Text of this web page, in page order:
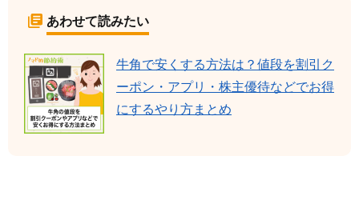
あわせて読みたい
牛角で安くする方法は？値段を割引ク
ーポン・アプリ・株主優待などでお得
にするやり方まとめ